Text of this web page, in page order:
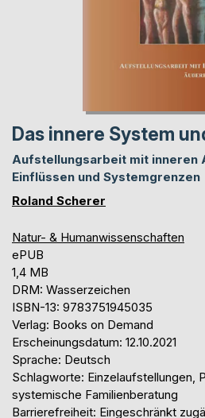
Das innere System
Aufstellungsarbeit mit inneren
Einflüssen und Systemgrenzen
Roland Scherer
Natur- & Humanwissenschaften
ePUB
1,4 MB
DRM: Wasserzeichen
ISBN-13: 9783751945035
Verlag: Books on Demand
Erscheinungsdatum: 12.10.2021
Sprache: Deutsch
Schlagworte: Einzelaufstellungen,
systemische Familienberatung
Barrierefreiheit: Eingeschränkt